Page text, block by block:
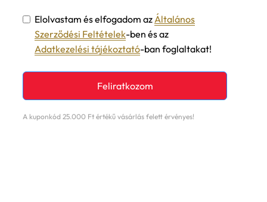
Elolvastam és elfogadom azÁltalános
Szerződési Feltételek-ben és az
Adatkezelési tájékoztató-ban foglaltakat!
Feliratkozom
A kuponkód 25.000 Ft értékű vásárlás felett érvényes!